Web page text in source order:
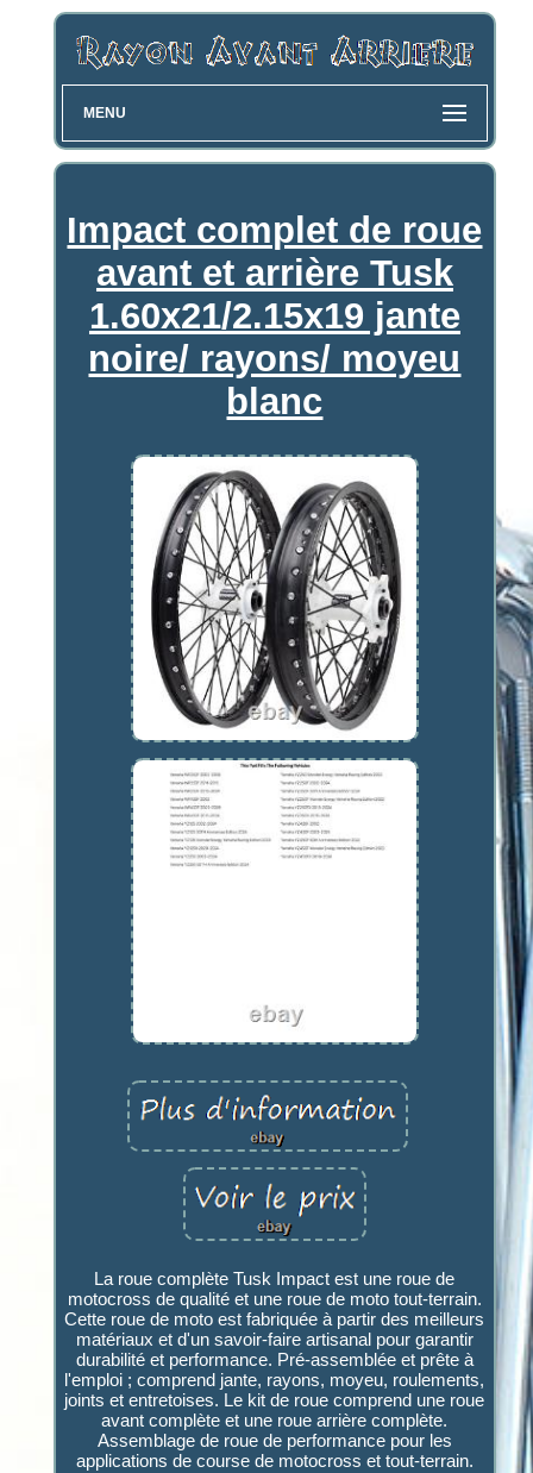
MENU
Impact complet de roue
avant et arrière Tusk
1.60x21/2.15x19 jante
noire/ rayons/ moyeu
blanc
La roue complète Tusk Impact est une roue de
motocross de qualité et une roue de moto tout-terrain.
Cette roue de moto est fabriquée à partir des meilleurs
matériaux et d'un savoir-faire artisanal pour garantir
durabilité et performance. Pré-assemblée et prête à
l'emploi ; comprend jante, rayons, moyeu, roulements,
joints et entretoises. Le kit de roue comprend une roue
avant complète et une roue arrière complète.
Assemblage de roue de performance pour les
applications de course de motocross et tout-terrain.